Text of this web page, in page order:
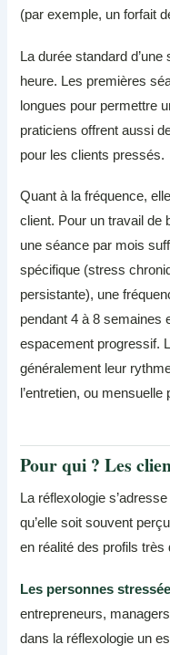
(par exemple, un forfait
La durée standard
heure. Les premières
longues pour permettre
praticiens offrent aussi
pour les clients pressés.
Quant à la fréquence,
client. Pour un travail de
une séance par mois
spécifique (stress
persistante), une
pendant 4 à 8 semaines
espacement progressif.
généralement leur
l’entretien, ou
Pour qui ? Les
La réflexologie
qu’elle soit souvent
en réalité des profils très
Les personnes
entrepreneurs,
dans la réflexologie un